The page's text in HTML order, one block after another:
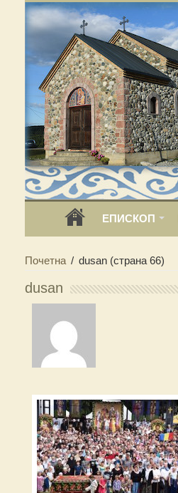
ЕПИСКОП
Почетна / dusan(страна 66)
dusan